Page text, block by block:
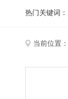
热门关键词：
当前位置：